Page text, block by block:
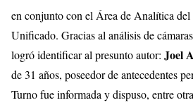
en conjunto con el Área de Analítica
Unificado. Gracias al análisis de
logró identificar al presunto autor: Joel
de 31 años, poseedor de antecedentes
Turno fue informada y dispuso, entre